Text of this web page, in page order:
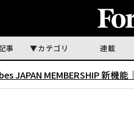
事 カテゴリ 連載
JAPAN MEMBERSHIP 新機能｜